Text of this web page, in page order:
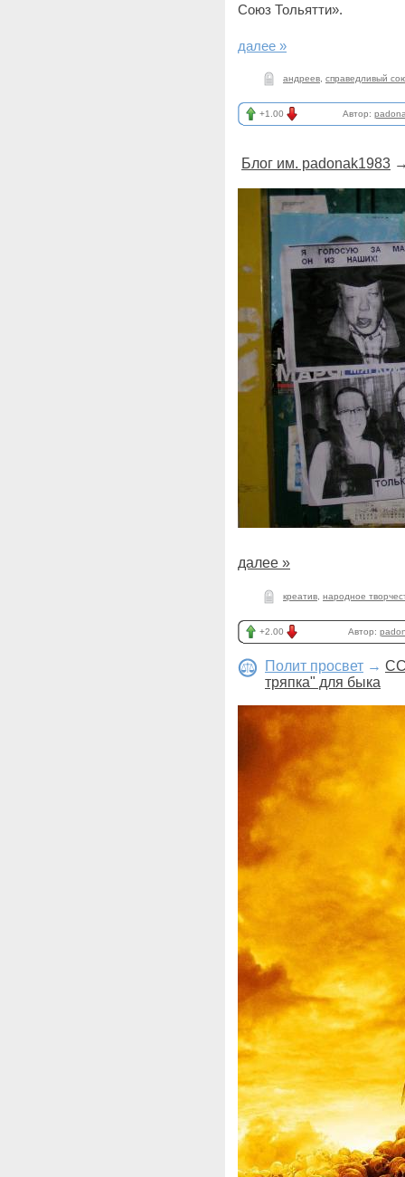
Союз Тольятти».
далее »
андреев справедливый
+1.00 Автор:
Блог им. padonak1983
далее »
креатив народное
+2.00 Автор:
Полит просвет →
тряпка" для быка